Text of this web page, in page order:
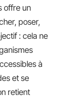
offre un
poser,
: cela ne
à
et se
retient